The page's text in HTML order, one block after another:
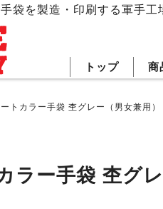
袋を製造・印刷する軍手工
トップ 商
トカラー手袋 杢グレー（男女兼用）
ラー手袋 杢グレ